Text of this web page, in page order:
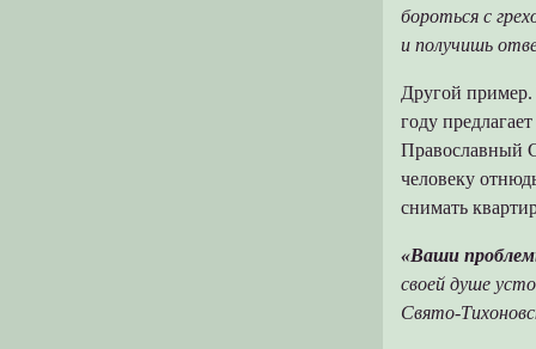
бороться с
и получишь
Другой пример.
году
Православный
человеку
снимать
«Ваши
своей душе
Свято-